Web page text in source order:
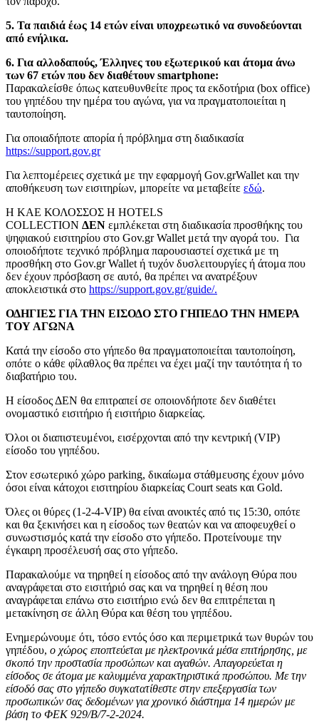
5. Τα παιδιά έως 14 ετών είναι υποχρεωτικό να συνοδεύονται
από ενήλικα.
6. Για αλλοδαπούς, Έλληνες του εξωτερικού και άτομα άνω
των 67 ετών που δεν διαθέτουν smartphone:
Παρακαλείσθε όπως κατευθυνθείτε προς τα εκδοτήρια (box office)
του γηπέδου την ημέρα του αγώνα, για να πραγματοποιείται η
ταυτοποίηση.
Για οποιαδήποτε απορία ή πρόβλημα στη διαδικασία
https://support.gov.gr
Για λεπτομέρειες σχετικά με την εφαρμογή Gov.grWallet και την
αποθήκευση των εισιτηρίων, μπορείτε να μεταβείτε εδώ.
Η ΚΑΕ ΚΟΛΟΣΣΟΣ H HOTELS
COLLECTION ΔΕΝ εμπλέκεται στη διαδικασία προσθήκης του
ψηφιακού εισιτηρίου στο Gov.gr Wallet μετά την αγορά του. Για
οποιοδήποτε τεχνικό πρόβλημα παρουσιαστεί σχετικά με τη
προσθήκη στο Gov.gr Wallet ή τυχόν δυσλειτουργίες ή άτομα που
δεν έχουν πρόσβαση σε αυτό, θα πρέπει να ανατρέξουν
αποκλειστικά στο https://support.gov.gr/guide/.
ΟΔΗΓΙΕΣ ΓΙΑ ΤΗΝ ΕΙΣΟΔΟ ΣΤΟ ΓΗΠΕΔΟ ΤΗΝ ΗΜΕΡΑ
ΤΟΥ ΑΓΩΝΑ
Κατά την είσοδο στο γήπεδο θα πραγματοποιείται ταυτοποίηση,
οπότε ο κάθε φίλαθλος θα πρέπει να έχει μαζί την ταυτότητα ή το
διαβατήριο του.
Η είσοδος ΔΕΝ θα επιτραπεί σε οποιονδήποτε δεν διαθέτει
ονομαστικό εισιτήριο ή εισιτήριο διαρκείας.
Όλοι οι διαπιστευμένοι, εισέρχονται από την κεντρική (VIP)
είσοδο του γηπέδου.
Στον εσωτερικό χώρο parking, δικαίωμα στάθμευσης έχουν μόνο
όσοι είναι κάτοχοι εισιτηρίου διαρκείας Court seats και Gold.
Όλες οι θύρες (1-2-4-VIP) θα είναι ανοικτές από τις 15:30, οπότε
και θα ξεκινήσει και η είσοδος των θεατών και να αποφευχθεί ο
συνωστισμός κατά την είσοδο στο γήπεδο. Προτείνουμε την
έγκαιρη προσέλευσή σας στο γήπεδο.
Παρακαλούμε να τηρηθεί η είσοδος από την ανάλογη Θύρα που
αναγράφεται στο εισιτήριό σας και να τηρηθεί η θέση που
αναγράφεται επάνω στο εισιτήριο ενώ δεν θα επιτρέπεται η
μετακίνηση σε άλλη Θύρα και θέση του γηπέδου.
Ενημερώνουμε ότι, τόσο εντός όσο και περιμετρικά των θυρών του
γηπέδου, ο χώρος εποπτεύεται με ηλεκτρονικά μέσα επιτήρησης, με
σκοπό την προστασία προσώπων και αγαθών. Απαγορεύεται η
είσοδος σε άτομα με καλυμμένα χαρακτηριστικά προσώπου. Με την
είσοδό σας στο γήπεδο συγκατατίθεστε στην επεξεργασία των
προσωπικών σας δεδομένων για χρονικό διάστημα 14 ημερών με
βάση το ΦΕΚ 929/Β/7-2-2024.